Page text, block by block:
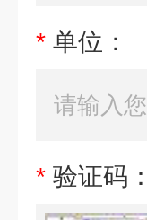
* 单位：
* 验证码：